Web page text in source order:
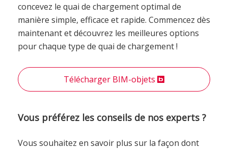
concevez le quai de chargement optimal de
manière simple, efficace et rapide. Commencez dès
maintenant et découvrez les meilleures options
pour chaque type de quai de chargement !
Télécharger BIM-objets
Vous préférez les conseils de nos experts ?
Vous souhaitez en savoir plus sur la façon dont